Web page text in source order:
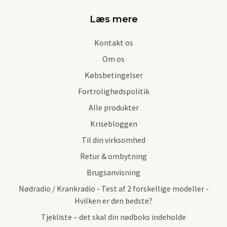
Læs mere
Kontakt os
Om os
Købsbetingelser
Fortrolighedspolitik
Alle produkter
Krisebloggen
Til din virksomhed
Retur & ombytning
Brugsanvisning
Nødradio / Krankradio - Test af 2 forskellige modeller -
Hvilken er den bedste?
Tjekliste – det skal din nødboks indeholde